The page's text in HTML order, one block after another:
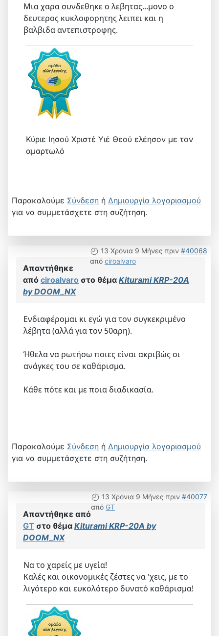
Μια χαρα συνδεθηκε ο λεβητας...μονο ο
δευτερος κυκλοφορητης λειπει και η
βαλβιδα αντεπιστροφης.
Κύριε Ιησού Χριστέ Υιέ Θεού ελέησον με τον
αμαρτωλό
Παρακαλούμε Σύνδεση ή Δημιουργία λογαριασμού
για να συμμετάσχετε στη συζήτηση.
13 Χρόνια 9 Μήνες πριν #40068
από ciroalvaro
Απαντήθηκε
από ciroalvaro στο θέμα Kiturami KRP-20A
by DOOM_NX
Ενδιαφέρομαι κι εγώ για τον συγκεκριμένο
λέβητα (αλλά για τον 50αρη).
Ήθελα να ρωτήσω ποιες είναι ακριβώς οι
ανάγκες του σε καθάρισμα.
Κάθε πότε και με ποια διαδικασία.
Παρακαλούμε Σύνδεση ή Δημιουργία λογαριασμού
για να συμμετάσχετε στη συζήτηση.
13 Χρόνια 9 Μήνες πριν #40077
από GT
Απαντήθηκε από
GT στο θέμα Kiturami KRP-20A by
DOOM_NX
Να το χαρείς με υγεία!
Καλές και οικονομικές ζέστες να 'χεις, με το
λιγότερο και ευκολότερο δυνατό καθάρισμα!